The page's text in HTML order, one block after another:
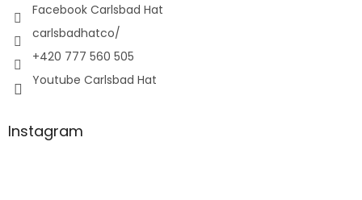
Facebook Carlsbad Hat
carlsbadhatco/
+420 777 560 505
Youtube Carlsbad Hat
Instagram